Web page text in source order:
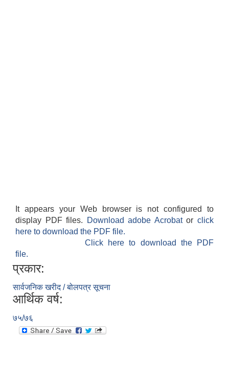
It appears your Web browser is not configured to
display PDF files.
Download adobe Acrobatorclick
here to download the PDF file.
Click here to download the PDF
file.
प्रकार:
सार्वजनिक खरीद / बोलपत्र सूचना
आर्थिक वर्ष:
७५/७६